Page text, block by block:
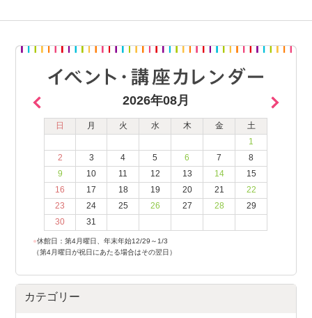
2026年08月
日 月 火 水 木 金
土
1
2
3 4 5 6 7
8
9
10 11 12 13 14
15
16
17 18 19 20 21
22
23
24 25 26 27 28
29
30
31
●休館日：第4月曜日、年末年始12/29～1/3
（第4月曜日が祝日にあたる場合はその翌日）
カテゴリー